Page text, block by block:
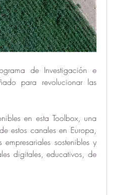
de Investigación e
para revolucionar las
en esta Toolbox, una
estos canales en Europa,
sostenibles y
digitales, educativos, de